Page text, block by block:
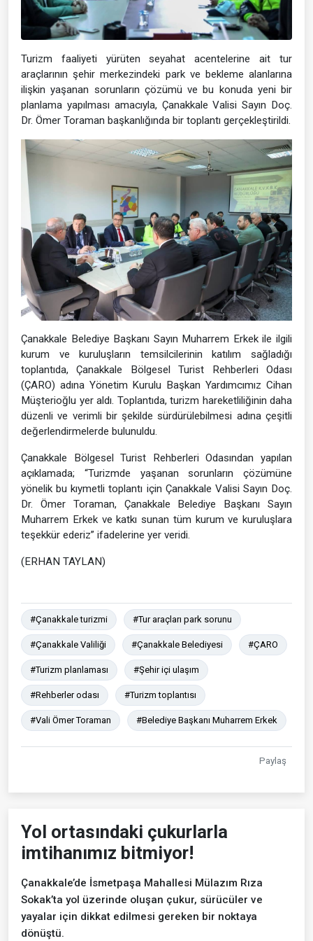
Turizm faaliyeti yürüten seyahat acentelerine ait tur
araçlarının şehir merkezindeki park ve bekleme alanlarına
ilişkin yaşanan sorunların çözümü ve bu konuda yeni bir
planlama yapılması amacıyla, Çanakkale Valisi Sayın Doç.
Dr. Ömer Toraman başkanlığında bir toplantı gerçekleştirildi.
Çanakkale Belediye Başkanı Sayın Muharrem Erkek ile ilgili
kurum ve kuruluşların temsilcilerinin katılım sağladığı
toplantıda, Çanakkale Bölgesel Turist Rehberleri Odası
(ÇARO) adına Yönetim Kurulu Başkan Yardımcımız Cihan
Müşterioğlu yer aldı. Toplantıda, turizm hareketliliğinin daha
düzenli ve verimli bir şekilde sürdürülebilmesi adına çeşitli
değerlendirmelerde bulunuldu.
Çanakkale Bölgesel Turist Rehberleri Odasından yapılan
açıklamada; “Turizmde yaşanan sorunların çözümüne
yönelik bu kıymetli toplantı için Çanakkale Valisi Sayın Doç.
Dr. Ömer Toraman, Çanakkale Belediye Başkanı Sayın
Muharrem Erkek ve katkı sunan tüm kurum ve kuruluşlara
teşekkür ederiz” ifadelerine yer veridi.
(ERHAN TAYLAN)
#Çanakkale turizmi #Tur araçları park sorunu
#Çanakkale Valiliği #Çanakkale Belediyesi #ÇARO
#Turizm planlaması #Şehir içi ulaşım
#Rehberler odası #Turizm toplantısı
#Vali Ömer Toraman #Belediye Başkanı Muharrem Erkek
Paylaş
Yol ortasındaki çukurlarla
imtihanımız bitmiyor!
Çanakkale’de İsmetpaşa Mahallesi Mülazım Rıza
Sokak’ta yol üzerinde oluşan çukur, sürücüler ve
yayalar için dikkat edilmesi gereken bir noktaya
dönüştü.